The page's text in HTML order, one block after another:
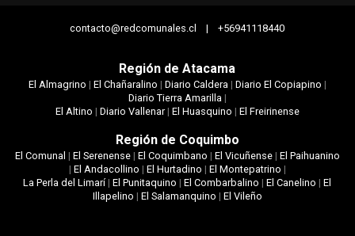
contacto@redcomunales.cl | +56941118440
Región de Atacama
El Almagrino | El Chañaralino | Diario Caldera| Diario El Copiapino |
Diario Tierra Amarilla|
El Altino | Diario Vallenar| El Huasquino | El Freirinense
Región de Coquimbo
El Comunal | El Serenense| El Coquimbano | El Vicuñense| El Paihuanino
| El Andacollino | El Hurtadino | El Montepatrino |
La Perla del Limarí|El Punitaquino |El Combarbalino |El Canelino |El
Illapelino | El Salamanquino | El Vileño